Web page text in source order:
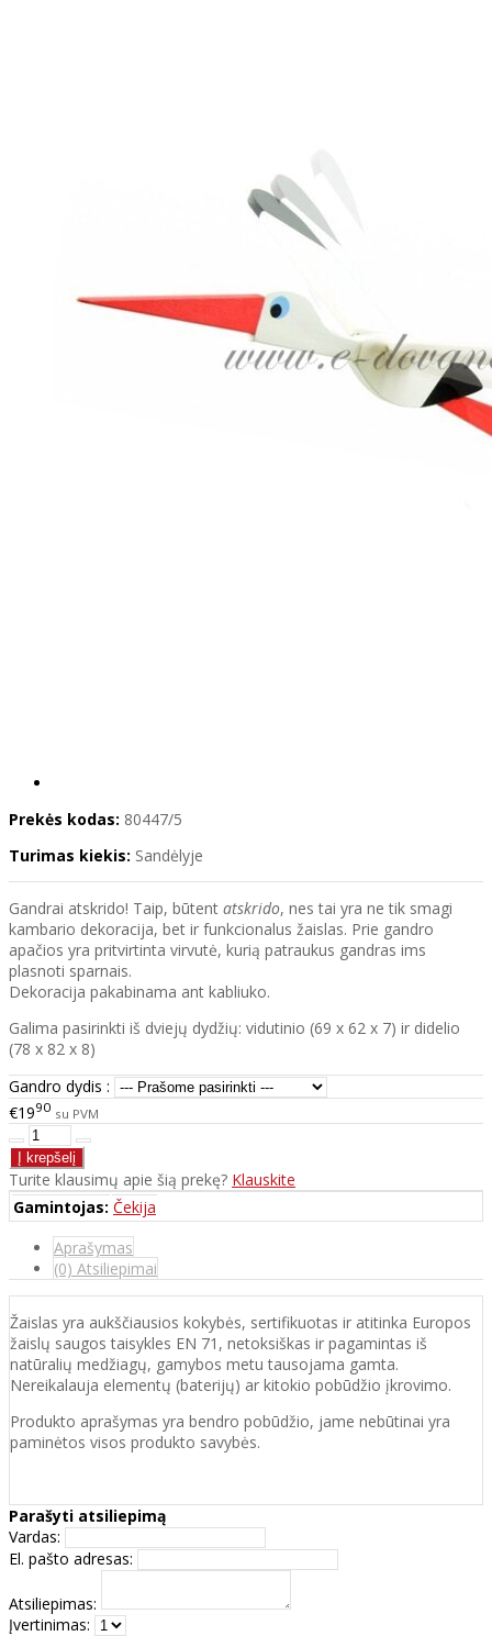
Prekės kodas: 80447/5
Turimas kiekis: Sandėlyje
Gandrai atskrido! Taip, būtent atskrido, nes tai yra ne tik smagi
kambario dekoracija, bet ir funkcionalus žaislas. Prie gandro
apačios yra pritvirtinta virvutė, kurią patraukus gandras ims
plasnoti sparnais.
Dekoracija pakabinama ant kabliuko.
Galima pasirinkti iš dviejų dydžių: vidutinio (69 x 62 x 7) ir didelio
(78 x 82 x 8)
Gandro dydis :
€1990 su PVM
Turite klausimų apie šią prekę? Klauskite
Gamintojas: Čekija
Aprašymas
(0) Atsiliepimai
Žaislas yra aukščiausios kokybės, sertifikuotas ir atitinka Europos
žaislų saugos taisykles EN 71, netoksiškas ir pagamintas iš
natūralių medžiagų, gamybos metu tausojama gamta.
Nereikalauja elementų (baterijų) ar kitokio pobūdžio įkrovimo.
Produkto aprašymas yra bendro pobūdžio, jame nebūtinai yra
paminėtos visos produkto savybės.
Parašyti atsiliepimą
Vardas:
El. pašto adresas:
Atsiliepimas:
Įvertinimas: